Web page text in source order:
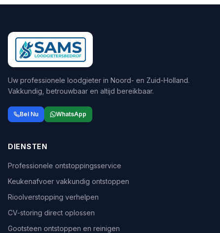
Uw professionele loodgieter in Noord- en Zuid-Holland.
Vakkundig, betrouwbaar en altijd bereikbaar.
Bel Nu WhatsApp
DIENSTEN
Professionele ontstoppingsservice
Keukenafvoer vakkundig ontstoppen
Rioolverstopping verhelpen
CV-storing direct oplossen
Gootsteen ontstoppen en reinigen